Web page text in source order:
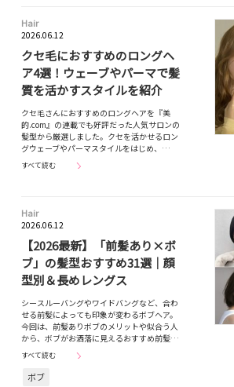
Hair
2026.06.12
クセ毛におすすめのロングヘ
ア4選！ウェーブやパーマで髪
質を活かすスタイルを紹介
クセ毛さんにおすすめのロングヘアを『美
的.com』の連載でも好評だった人気サロンの
髪型から厳選しました。クセを活かせるロン
グウェーブやパーマスタイルをはじめ、…
すべて読む
Hair
2026.06.12
【2026最新】「前髪あり×ボ
ブ」の髪型おすすめ31選｜顔
型別＆長めレングス
シースルーバングやワイドバングなど、合わ
せる前髪によっても印象が変わるボブヘア。
今回は、前髪ありボブのメリットや似合う人
から、ボブがお洒落に見えるおすすめ前髪…
すべて読む
ボブ